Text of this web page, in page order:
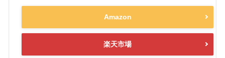
Amazon
楽天市場